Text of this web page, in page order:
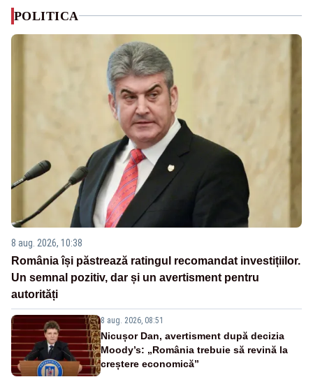
POLITICA
8 aug. 2026, 10:38
România își păstrează ratingul recomandat investițiilor.
Un semnal pozitiv, dar și un avertisment pentru
autorități
8 aug. 2026, 08:51
Nicușor Dan, avertisment după decizia
Moody’s: „România trebuie să revină la
creștere economică”